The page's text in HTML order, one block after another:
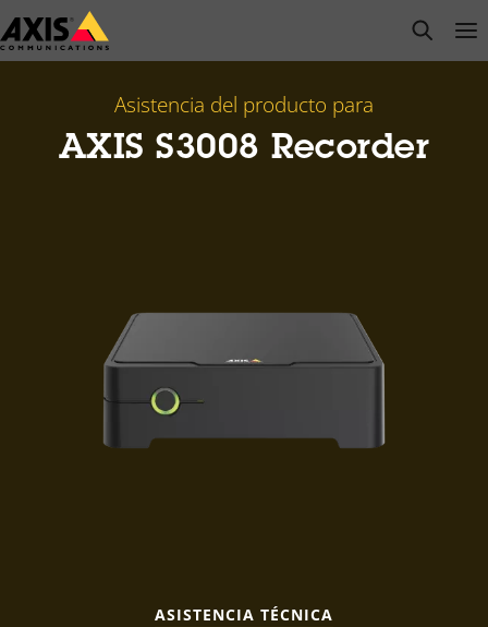
Saltar
al
open
Asistencia del producto para
AXIS S3008 Recorder
ASISTENCIA TÉCNICA